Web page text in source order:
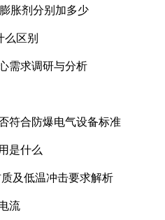
胀剂分别加多少
么区别
需求调研与分析
符合防爆电气设备标准
是什么
及低温冲击要求解析
流